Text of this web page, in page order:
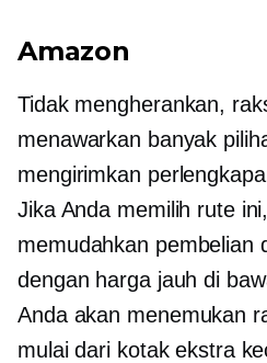
Amazon
Tidak mengherankan,
menawarkan banyak
mengirimkan
Jika Anda memilih rute
memudahkan pembelian
dengan harga jauh di
Anda akan menemukan
mulai dari kotak ekstra